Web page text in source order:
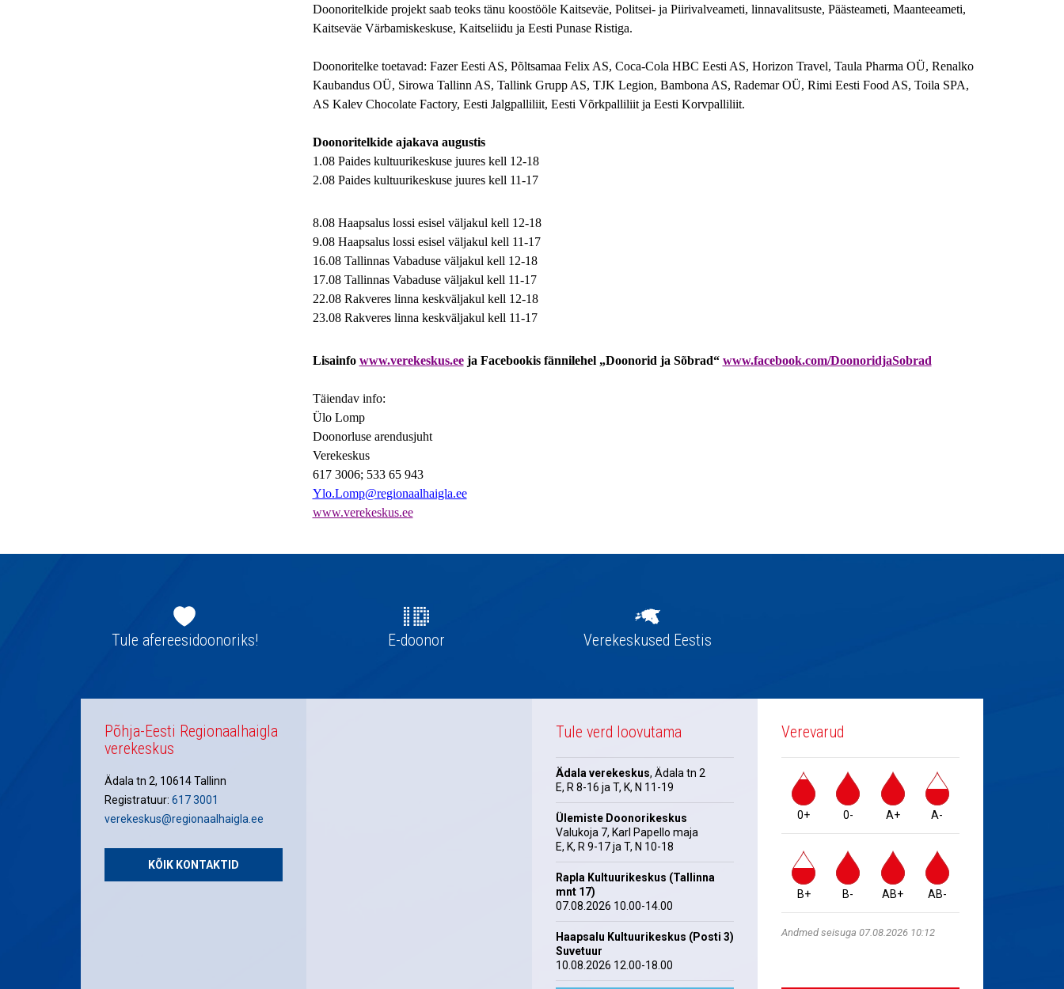
Doonoritelkide projekt saab teoks tänu koostööle Kaitseväe, Politsei- ja Piirivalveameti, linnavalitsuste, Päästeameti, Maanteeameti,
Kaitseväe Värbamiskeskuse, Kaitseliidu ja Eesti Punase Ristiga.
Doonoritelke toetavad: Fazer Eesti AS, Põltsamaa Felix AS, Coca-Cola HBC Eesti AS, Horizon Travel, Taula Pharma OÜ, Renalko
Kaubandus OÜ, Sirowa Tallinn AS, Tallink Grupp AS, TJK Legion, Bambona AS, Rademar OÜ, Rimi Eesti Food AS, Toila SPA,
AS Kalev Chocolate Factory, Eesti Jalgpalliliit, Eesti Võrkpalliliit ja Eesti Korvpalliliit.
Doonoritelkide ajakava augustis
1.08 Paides kultuurikeskuse juures kell 12-18
2.08 Paides kultuurikeskuse juures kell 11-17
8.08 Haapsalus lossi esisel väljakul kell 12-18
9.08 Haapsalus lossi esisel väljakul kell 11-17
16.08 Tallinnas Vabaduse väljakul kell 12-18
17.08 Tallinnas Vabaduse väljakul kell 11-17
22.08 Rakveres linna keskväljakul kell 12-18
23.08 Rakveres linna keskväljakul kell 11-17
Lisainfo www.verekeskus.eeja Facebookis fännilehel „Doonorid ja Sõbrad“ www.facebook.com/DoonoridjaSobrad
Täiendav info:
Ülo Lomp
Doonorluse arendusjuht
Verekeskus
617 3006; 533 65 943
Ylo.Lomp@regionaalhaigla.ee
www.verekeskus.ee
navigatsioonTule afereesidoonoriks! E-doonor Verekeskused Eestis
Põhja-Eesti Regionaalhaigla
verekeskus
Ädala tn 2, 10614 Tallinn
Registratuur: 617 3001
verekeskus@regionaalhaigla.ee
KÕIK KONTAKTID
Tule verd loovutama
Ädala verekeskus, Ädala tn 2
E, R 8-16 ja T, K, N 11-19
Ülemiste Doonorikeskus
Valukoja 7, Karl Papello maja
E, K, R 9-17 ja T, N 10-18
Rapla Kultuurikeskus (Tallinna
mnt 17)
07.08.2026 10.00-14.00
Haapsalu Kultuurikeskus (Posti 3)
Suvetuur
10.08.2026 12.00-18.00
Verevarud
0+ 0- A+ A-
B+ B- AB+ AB-
Andmed seisuga 07.08.2026 10:12